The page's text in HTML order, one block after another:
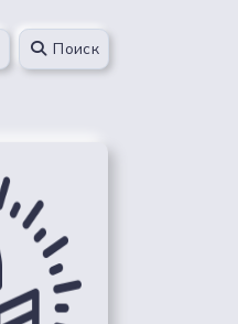
Поиск